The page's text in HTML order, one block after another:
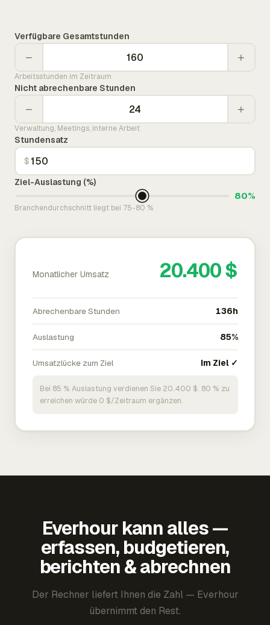
Verfügbare Gesamtstunden
− +
Arbeitsstunden im Zeitraum
Nicht abrechenbare Stunden
− +
Verwaltung, Meetings, interne Arbeit
Stundensatz
$
Ziel-Auslastung (%)
80%
Branchendurchschnitt liegt bei 75-80 %
Monatlicher Umsatz 20.400 $
Abrechenbare Stunden 136h
Auslastung 85%
Umsatzlücke zum Ziel Im Ziel ✓
Bei 85 % Auslastung verdienen Sie 20.400 $. 80 % zu
erreichen würde 0 $/Zeitraum ergänzen.
Everhour kann alles —
erfassen, budgetieren,
berichten & abrechnen
Der Rechner liefert Ihnen die Zahl — Everhour
übernimmt den Rest.